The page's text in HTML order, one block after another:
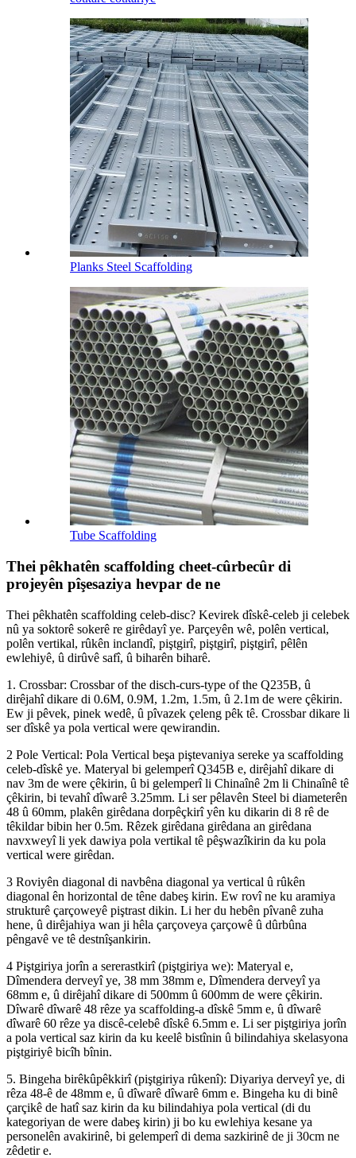
Planks Steel Scaffolding
Tube Scaffolding
Thei pêkhatên scaffolding cheet-cûrbecûr di
projeyên pîşesaziya hevpar de ne
Thei pêkhatên scaffolding celeb-disc? Kevirek dîskê-celeb ji celebek
nû ya soktorê sokerê re girêdayî ye. Parçeyên wê, polên vertical,
polên vertikal, rûkên inclandî, piştgirî, piştgirî, piştgirî, pêlên
ewlehiyê, û dirûvê safî, û biharên biharê.
1. Crossbar: Crossbar of the disch-curs-type of the Q235B, û
dirêjahî dikare di 0.6M, 0.9M, 1.2m, 1.5m, û 2.1m de were çêkirin.
Ew ji pêvek, pinek wedê, û pîvazek çeleng pêk tê. Crossbar dikare li
ser dîskê ya pola vertical were qewirandin.
2 Pole Vertical: Pola Vertical beşa piştevaniya sereke ya scaffolding
celeb-dîskê ye. Materyal bi gelemperî Q345B e, dirêjahî dikare di
nav 3m de were çêkirin, û bi gelemperî li Chinaînê 2m li Chinaînê tê
çêkirin, bi tevahî dîwarê 3.25mm. Li ser pêlavên Steel bi diameterên
48 û 60mm, plakên girêdana dorpêçkirî yên ku dikarin di 8 rê de
têkildar bibin her 0.5m. Rêzek girêdana girêdana an girêdana
navxweyî li yek dawiya pola vertikal tê pêşwazîkirin da ku pola
vertical were girêdan.
3 Roviyên diagonal di navbêna diagonal ya vertical û rûkên
diagonal ên horizontal de têne dabeş kirin. Ew rovî ne ku aramiya
strukturê çarçoweyê piştrast dikin. Li her du hebên pîvanê zuha
hene, û dirêjahiya wan ji hêla çarçoveya çarçowê û dûrbûna
pêngavê ve tê destnîşankirin.
4 Piştgiriya jorîn a sererastkirî (piştgiriya we): Materyal e,
Dîmendera derveyî ye, 38 mm 38mm e, Dîmendera derveyî ya
68mm e, û dirêjahî dikare di 500mm û 600mm de were çêkirin.
Dîwarê dîwarê 48 rêze ya scaffolding-a dîskê 5mm e, û dîwarê
dîwarê 60 rêze ya discê-celebê dîskê 6.5mm e. Li ser piştgiriya jorîn
a pola vertical saz kirin da ku keelê bistînin û bilindahiya skelasyona
piştgiriyê bicîh bînin.
5. Bingeha birêkûpêkkirî (piştgiriya rûkenî): Diyariya derveyî ye, di
rêza 48-ê de 48mm e, û dîwarê dîwarê 6mm e. Bingeha ku di binê
çarçikê de hatî saz kirin da ku bilindahiya pola vertical (di du
kategoriyan de were dabeş kirin) ji bo ku ewlehiya kesane ya
personelên avakirinê, bi gelemperî di dema sazkirinê de ji 30cm ne
zêdetir e.